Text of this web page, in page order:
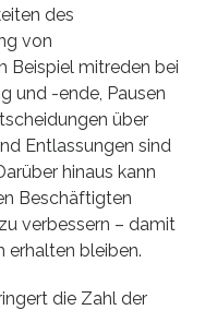
des
von
Beispiel mitreden bei
und -ende, Pausen
über
Entlassungen sind
hinaus kann
Beschäftigten
verbessern – damit
erhalten bleiben.
die Zahl der